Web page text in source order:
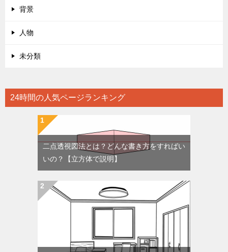
背景
人物
未分類
24時間の人気ページランキング
二点透視図法とは？どんな書き方をすればい
いの？【立方体で説明】